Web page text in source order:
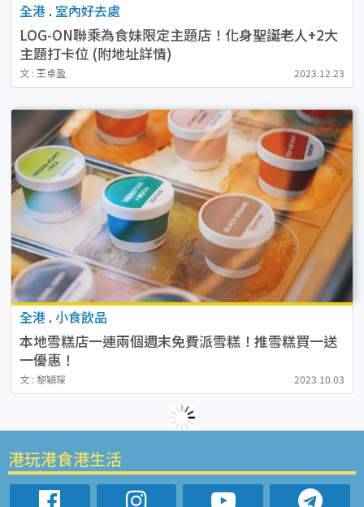
全港 . 室內好去處
LOG-ON聯乘為食妹限定主題店！化身聖誕老人+2大
主題打卡位 (附地址詳情)
文 : 王卓盈 2023.12.23
全港 . 小食飲品
本地雪糕店一連兩個週末免費派雪糕！推雪糕買一送
一優惠！
文 : 黎穎琛 2023.10.03
港玩港食港生活